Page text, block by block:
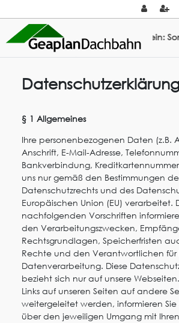
& Multi-Fix: Gutschein:
Datenschutzerklärung
§ 1 Allgemeines
Ihre personenbezogenen Daten (z.B.
Anschrift, E-Mail-Adresse,
Bankverbindung,
uns nur gemäß den Bestimmungen
Datenschutzrechts und des
Europäischen Union (EU) verarbeitet.
nachfolgenden Vorschriften
den Verarbeitungszwecken,
Rechtsgrundlagen, Speicherfristen
Rechte und den Verantwortlichen für
Datenverarbeitung. Diese
bezieht sich nur auf unsere
Links auf unseren Seiten auf andere
weitergeleitet werden, informieren
über den jeweiligen Umgang mit